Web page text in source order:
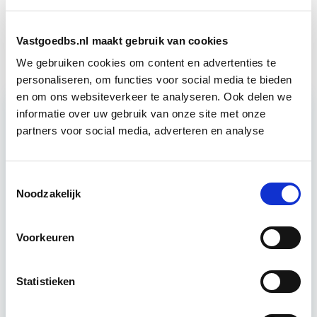
Vastgoedbs.nl maakt gebruik van cookies
We gebruiken cookies om content en advertenties te
personaliseren, om functies voor social media te bieden
en om ons websiteverkeer te analyseren. Ook delen we
informatie over uw gebruik van onze site met onze
partners voor social media, adverteren en analyse
Noodzakelijk
Voorkeuren
Statistieken
Relevant bij dit artikel
ontwikkelingen, die ook tijdens deze module